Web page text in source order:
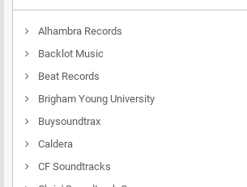
Alhambra Records
Backlot Music
Beat Records
Brigham Young University
Buysoundtrax
Caldera
CF Soundtracks